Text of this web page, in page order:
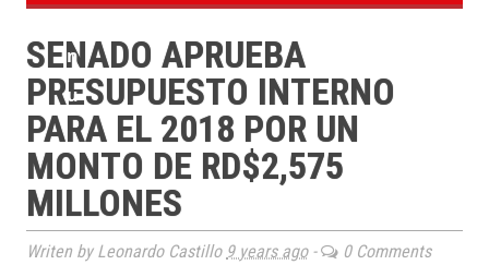
e
n
u
SENADO APRUEBA
PRESUPUESTO INTERNO
PARA EL 2018 POR UN
MONTO DE RD$2,575
MILLONES
Writen by Leonardo Castillo 9 years ago- 0 Comments